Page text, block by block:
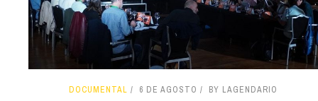
DOCUMENTAL 6 DE AGOSTO BY LAGENDARIO